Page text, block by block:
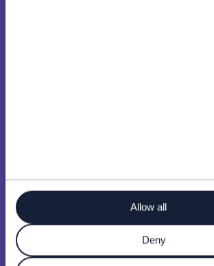
Allow all
Deny